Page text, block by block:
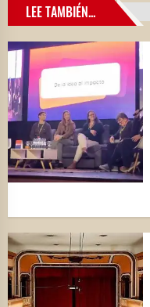
LEE TAMBIÉN...